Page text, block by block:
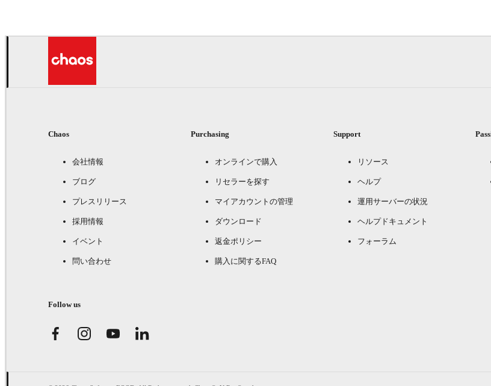
Chaos
会社情報
ブログ
プレスリリース
採用情報
イベント
問い合わせ
Purchasing
オンラインで購入
リセラーを探す
マイアカウントの管理
ダウンロード
返金ポリシー
購入に関するFAQ
Support
リソース
ヘルプ
運用サーバーの状況
ヘルプドキュメント
フォーラム
Follow us